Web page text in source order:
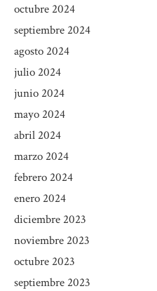
octubre 2024
septiembre 2024
agosto 2024
julio 2024
junio 2024
mayo 2024
abril 2024
marzo 2024
febrero 2024
enero 2024
diciembre 2023
noviembre 2023
octubre 2023
septiembre 2023